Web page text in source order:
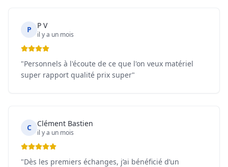
P P V
il y a un mois
"Personnels à l'écoute de ce que l'on veux matériel
super rapport qualité prix super"
C Clément Bastien
il y a un mois
"Dès les premiers échanges, j’ai bénéficié d’un